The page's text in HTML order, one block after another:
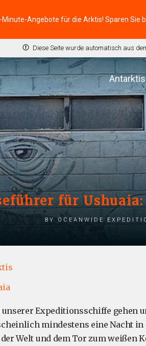
Minute-Angebote für die Arktis! Sparen Sie
Diese Seite wurde automatisch aus
Antarktis
für
by Oceanwide
unserer Expeditionsschiffe gehen
mindestens eine Nacht in
Welt und dem Tor zum weißen